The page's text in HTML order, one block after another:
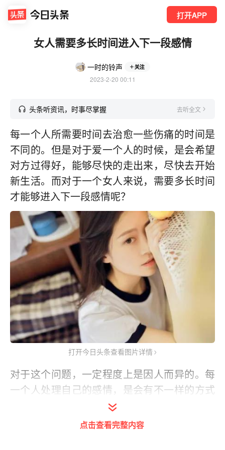
打开APP
女人需要多长时间进入下一段感情
一时的铃声 关注
2023-2-20 00:11
头条听资讯，时事尽掌握 去听全文
每一个人所需要时间去治愈一些伤痛的时间是
不同的。但是对于爱一个人的时候，是会希望
对方过得好，能够尽快的走出来，尽快去开始
新生活。而对于一个女人来说，需要多长时间
才能够进入下一段感情呢？
打开今日头条查看图片详情
对于这个问题，一定程度上是因人而异的。每
一个人处理自己的感情，是会有不一样的方式
去处理的。对于有的女人来说，需要的时间不
是很长，而对于有的女人来说，是需要花费很
点击查看完整内容